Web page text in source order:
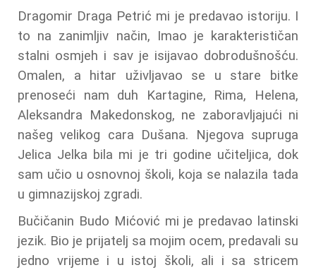
Dragomir Draga Petrić mi je predavao istoriju. I
to na zanimljiv način, Imao je karakterističan
stalni osmjeh i sav je isijavao dobrodušnošću.
Omalen, a hitar uživljavao se u stare bitke
prenoseći nam duh Kartagine, Rima, Helena,
Aleksandra Makedonskog, ne zaboravljajući ni
našeg velikog cara Dušana. Njegova supruga
Jelica Jelka bila mi je tri godine učiteljica, dok
sam učio u osnovnoj školi, koja se nalazila tada
u gimnazijskoj zgradi.
Bučičanin Budo Mićović mi je predavao latinski
jezik. Bio je prijatelj sa mojim ocem, predavali su
jedno vrijeme i u istoj školi, ali i sa stricem